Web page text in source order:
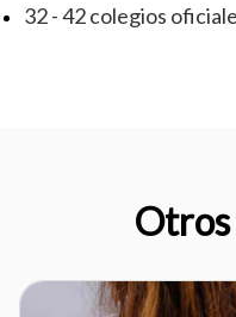
32 - 42 colegios